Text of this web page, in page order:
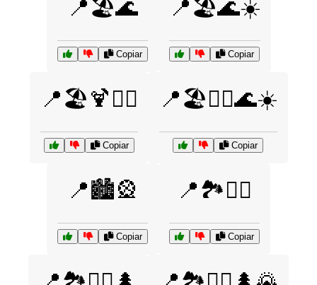
📍🏖️🌊
Copiar
📍🏖️🌊☀️
Copiar
📍🏖️🍹🏄‍♂️
Copiar
📍🏖️🏄‍♀️🌊☀️
Copiar
📍🏙️🎡
Copiar
📍🏞️🚴‍♀️
Copiar